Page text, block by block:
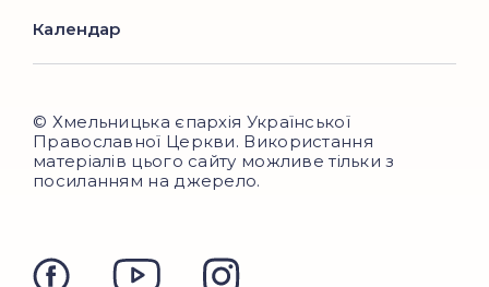
Календар
© Хмельницька єпархія Української
Православної Церкви. Використання
матеріалів цього сайту можливе тільки з
посиланням на джерело.